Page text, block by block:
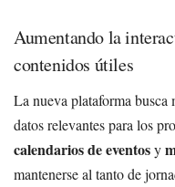
Aumentando la
contenidos útiles
La nueva plataforma busca
datos relevantes para los
calendarios de eventosy
mantenerse al tanto de